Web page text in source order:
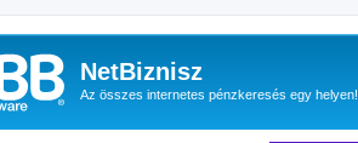
NetBiznisz
Az összes internetes pénzkeresés egy helyen!